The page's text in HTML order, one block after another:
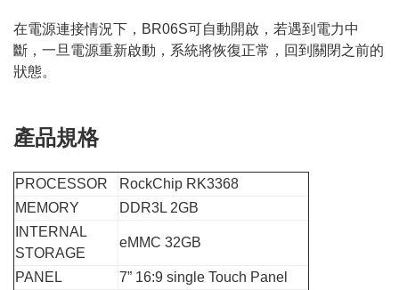
在電源連接情況下，BR06S可自動開啟，若遇到電力中
斷，一旦電源重新啟動，系統將恢復正常，回到關閉之前的
狀態。
產品規格
PROCESSOR
RockChip RK3368
MEMORY
DDR3L 2GB
INTERNAL
STORAGE
eMMC 32GB
PANEL 7” 16:9 single Touch Panel